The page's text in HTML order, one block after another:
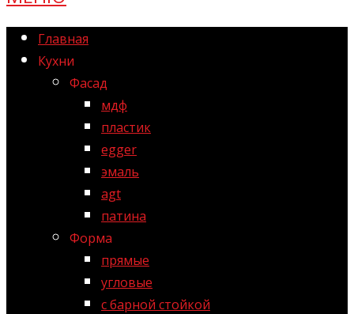
Главная
Кухни
Фасад
мдф
пластик
egger
эмаль
agt
патина
Форма
прямые
угловые
с барной стойкой